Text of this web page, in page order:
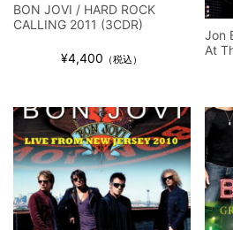
BON JOVI / HARD ROCK
CALLING 2011 (3CDR)
¥4,400 （税込）
Jon
At